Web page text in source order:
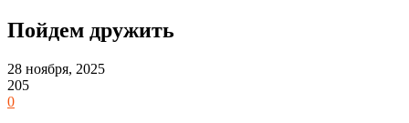
Пойдем дружить
28 ноября, 2025
205
0